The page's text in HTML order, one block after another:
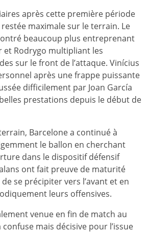
après cette première période
maximale sur le terrain. Le
beaucoup plus entreprenant
et Rodrygo multipliant les
sur le front de l’attaque. Vinícius
après une frappe puissante
difficilement par Joan García
prestations depuis le début de
Barcelone a continué à
le ballon en cherchant
dans le dispositif défensif
ont fait preuve de maturité
se précipiter vers l’avant et en
leurs offensives.
venue en fin de match au
mais décisive pour l’issue